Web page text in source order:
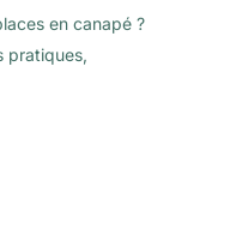
en canapé ?
pratiques,